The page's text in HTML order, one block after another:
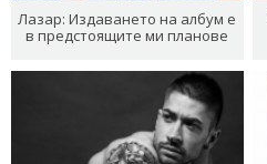
Лазар: Издаването на албум е
в предстоящите ми планове